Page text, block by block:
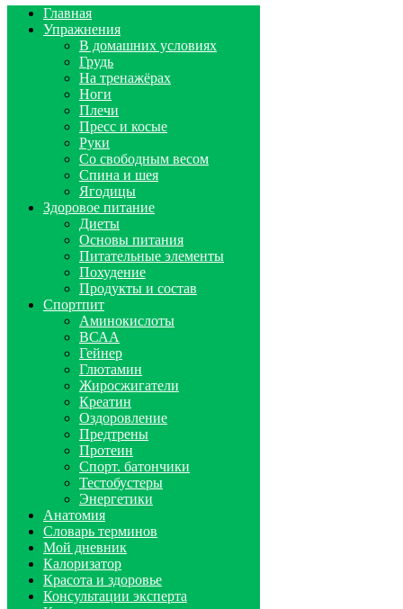
Главная
Упражнения
В домашних условиях
Грудь
На тренажёрах
Ноги
Плечи
Пресс и косые
Руки
Со свободным весом
Спина и шея
Ягодицы
Здоровое питание
Диеты
Основы питания
Питательные элементы
Похудение
Продукты и состав
Спортпит
Аминокислоты
ВСАА
Гейнер
Глютамин
Жиросжигатели
Креатин
Оздоровление
Предтрены
Протеин
Спорт. батончики
Тестобустеры
Энергетики
Анатомия
Словарь терминов
Мой дневник
Калоризатор
Красота и здоровье
Консультации эксперта